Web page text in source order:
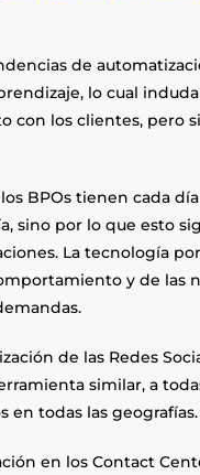
de
lo cual
con los clientes, pero
BPOs tienen cada
sino por lo que esto
La tecnología
y de las
de las Redes
similar, a
en todas las geografías.
en los Contact